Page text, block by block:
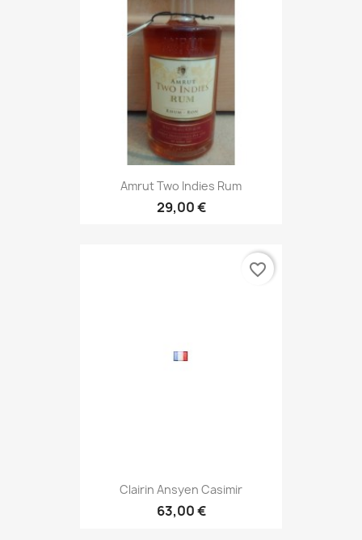
Amrut Two Indies Rum
29,00 €
Clairin Ansyen Casimir
63,00 €
favorite_border